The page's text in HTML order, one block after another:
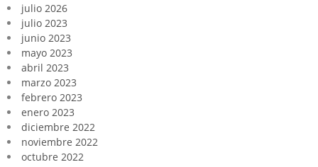
julio 2026
julio 2023
junio 2023
mayo 2023
abril 2023
marzo 2023
febrero 2023
enero 2023
diciembre 2022
noviembre 2022
octubre 2022